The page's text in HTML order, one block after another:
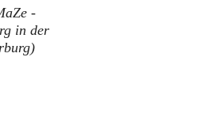
-
in der